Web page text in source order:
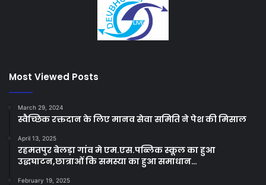
Most Viewed Posts
March 29, 2024
स्वैच्छिक रक्तदान के लिए मानव सेवा समिति ने पेश की मिसाल
April 13, 2025
रहमतपुर बेलड़ा गांव मे एम.एस.पब्लिक स्कूल का हुआ
उद्धघाटन,छात्राओं कि समस्या का हुआ समाधान…
February 19, 2025